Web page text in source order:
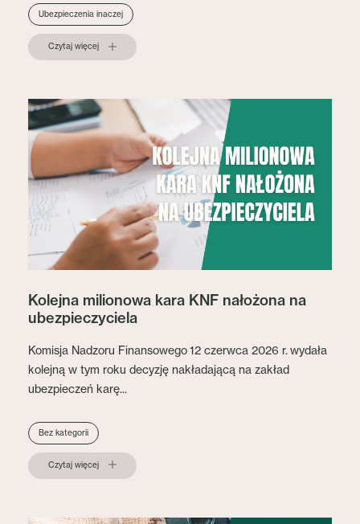
Ubezpieczenia inaczej
Czytaj więcej
Kolejna milionowa kara KNF nałożona na
ubezpieczyciela
Komisja Nadzoru Finansowego 12 czerwca 2026 r. wydała
kolejną w tym roku decyzję nakładającą na zakład
ubezpieczeń karę...
Bez kategorii
Czytaj więcej